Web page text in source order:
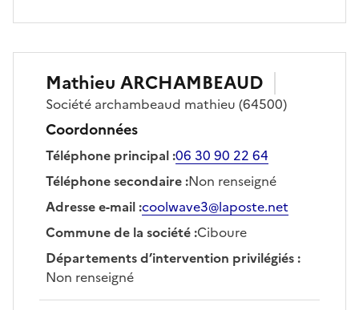
Mathieu ARCHAMBEAUD
Société archambeaud mathieu (64500)
Coordonnées
Téléphone principal:06 30 90 22 64
Téléphone secondaire:Non renseigné
Adresse e-mail:coolwave3@laposte.net
Commune de la société:Ciboure
Départements d’intervention privilégiés:
Non renseigné